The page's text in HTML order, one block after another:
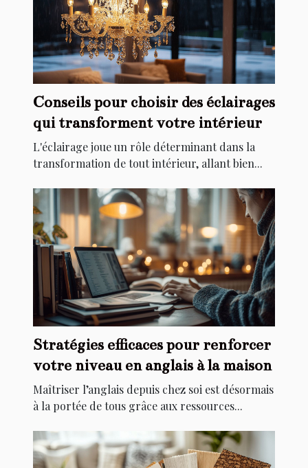
Conseils pour choisir des éclairages
qui transforment votre intérieur
L'éclairage joue un rôle déterminant dans la
transformation de tout intérieur, allant bien...
Stratégies efficaces pour renforcer
votre niveau en anglais à la maison
Maîtriser l’anglais depuis chez soi est désormais
à la portée de tous grâce aux ressources...